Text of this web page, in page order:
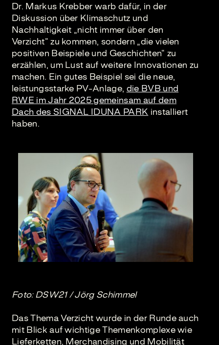
Dr. Markus Krebber warb dafür, in der
Diskussion über Klimaschutz und
Nachhaltigkeit „nicht immer über den
Verzicht“ zu kommen, sondern „die vielen
positiven Beispiele und Geschichten“ zu
erzählen, um Lust auf weitere Innovationen zu
machen. Ein gutes Beispiel sei die neue,
leistungsstarke PV-Anlage, die BVB und
RWE im Jahr 2025 gemeinsam auf dem
Dach des SIGNAL IDUNA PARK installiert
haben.
Foto: DSW21 / Jörg Schimmel
Das Thema Verzicht wurde in der Runde auch
mit Blick auf wichtige Themenkomplexe wie
Lieferketten, Merchandising und Mobilität